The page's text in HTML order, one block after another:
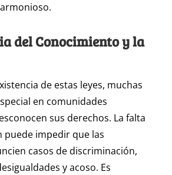
del Conocimiento y la
de estas leyes, muchas
en comunidades
sus derechos. La falta
puede impedir que las
casos de discriminación,
y acoso. Es